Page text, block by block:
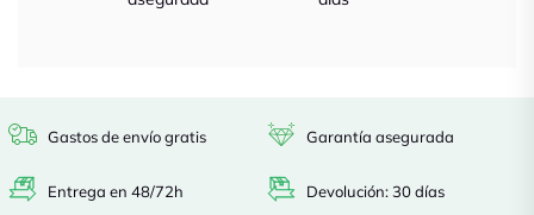
Gastos de envío gratis
Entrega en 48/72h
Garantía asegurada
Devolución: 30 días